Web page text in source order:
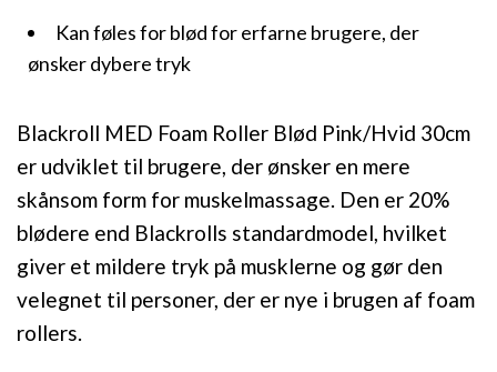
Blackroll MED Foam Roller Blød Pink/Hvid 30cm
er udviklet til brugere, der ønsker en mere
skånsom form for muskelmassage. Den er 20%
blødere end Blackrolls standardmodel, hvilket
giver et mildere tryk på musklerne og gør den
velegnet til personer, der er nye i brugen af foam
rollers.
Kan føles for blød for erfarne brugere, der
ønsker dybere tryk